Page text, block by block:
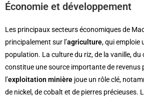
Économie et développement
Les principaux secteurs économiques de
principalement sur l’agriculture, qui emploie
population. La culture du riz, de la vanille, du
constitue une source importante de revenus
l’exploitation minière joue un rôle clé,
de nickel, de cobalt et de pierres précieuses.